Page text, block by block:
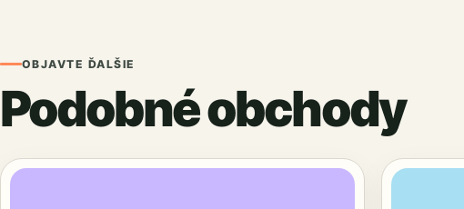
OBJAVTE ĎALŠIE
Podobné obchody